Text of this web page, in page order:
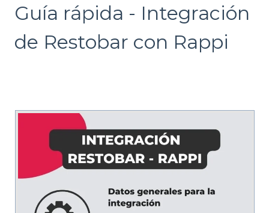
Guía rápida - Integración
de Restobar con Rappi